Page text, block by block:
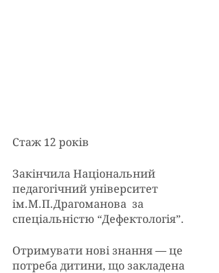
Стаж 12 років
Закінчила Національний
педагогічний університет
ім.М.П.Драгоманова  за
спеціальністю “Дефектологія”.
Отримувати нові знання — це
потреба дитини, що закладена